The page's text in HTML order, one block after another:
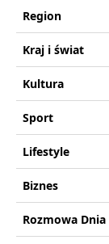
Region
Kraj i świat
Kultura
Sport
Lifestyle
Biznes
Rozmowa Dnia